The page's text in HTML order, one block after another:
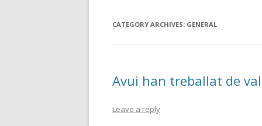
CATEGORY ARCHIVES: GENERAL
Avui han treballat de
Leave a reply